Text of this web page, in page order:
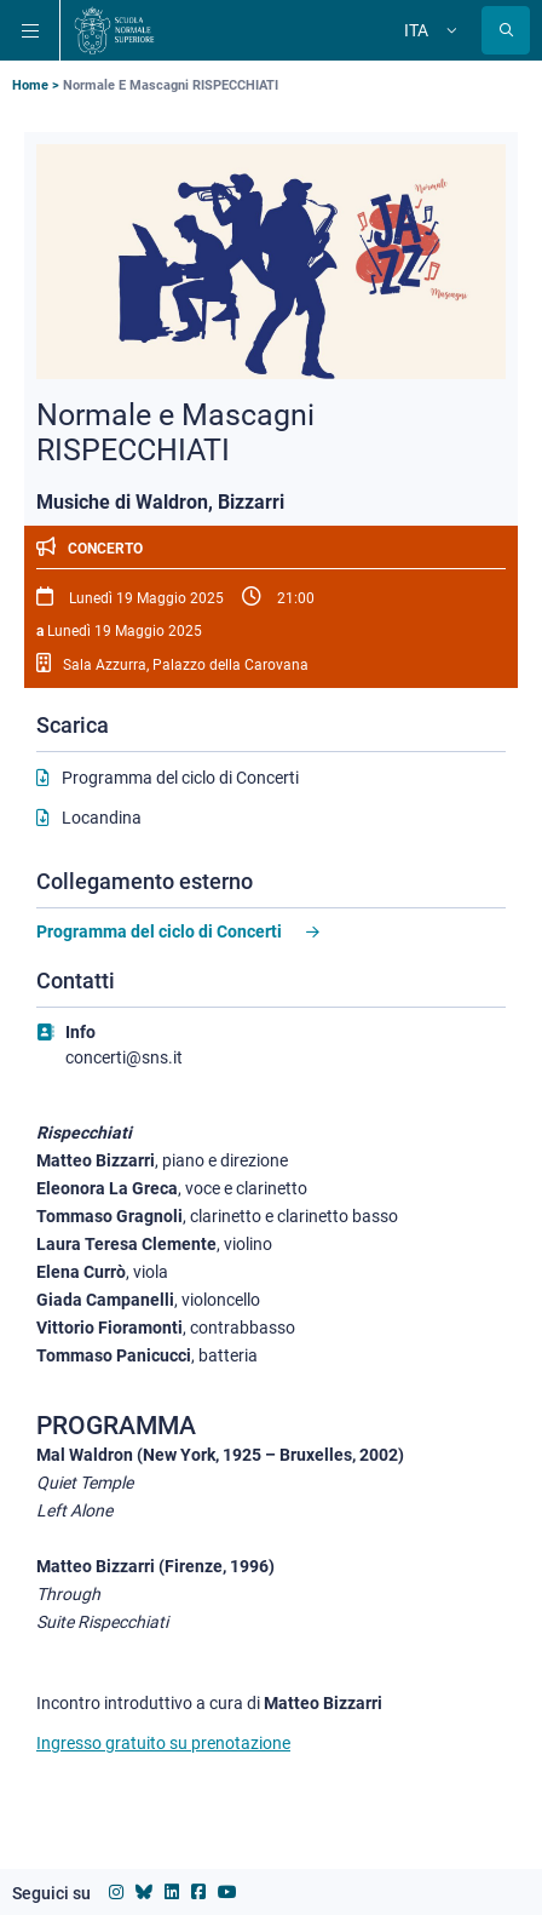
alla
navigazione
principale
contenuto
principale
alla
ricerca
principale
ITA
Briciole
Home Normale E Mascagni RISPECCHIATI
Normale e Mascagni
RISPECCHIATI
Musiche di Waldron, Bizzarri
CONCERTO
Lunedì 19 Maggio 2025
21:00
a Lunedì 19 Maggio 2025
Sala Azzurra, Palazzo della Carovana
Scarica
Programma del ciclo di Concerti
Locandina
Collegamento esterno
Programma del ciclo di Concerti
Contatti
Info
concerti@sns.it
Rispecchiati
Matteo Bizzarri, piano e direzione
Eleonora La Greca, voce e clarinetto
Tommaso Gragnoli, clarinetto e clarinetto basso
Laura Teresa Clemente, violino
Elena Currò, viola
Giada Campanelli, violoncello
Vittorio Fioramonti, contrabbasso
Tommaso Panicucci, batteria
PROGRAMMA
Mal Waldron (New York, 1925 – Bruxelles, 2002)
Quiet Temple
Left Alone
Matteo Bizzarri (Firenze, 1996)
Through
Suite Rispecchiati
Incontro introduttivo a cura diMatteo Bizzarri
Ingresso gratuito su prenotazione
Seguici su